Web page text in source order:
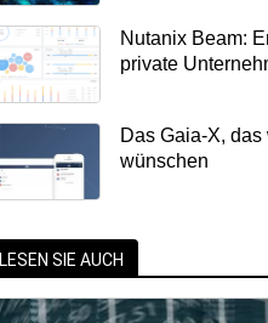
Nutanix Beam:
private
Das Gaia-X, das
wünschen
LESEN SIE AUCH